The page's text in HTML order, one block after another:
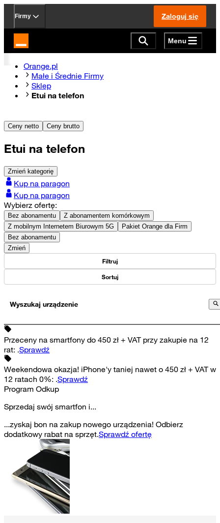
Firmy Zaloguj się
Strona główna Orange.pl Menu
Orange.pl
Małe i Średnie Firmy
Sklep
Etui na telefon
Ceny netto Ceny brutto
Etui na telefon
Zmień kategorię
Kup na paragon
Kup na paragon
Wybierz ofertę:
Bez abonamentu
Z abonamentem komórkowym
Z mobilnym Internetem Biurowym 5G
Pakiet Orange dla Firm
Bez abonamentu
Zmień
Filtruj
Sortuj
Wyszukaj urządzenie
Przeceny na smartfony do 450 zł + VAT przy zakupie na 12
rat: .Sprawdź
Weekendowa okazja! iPhone'y taniej nawet o 450 zł + VAT w
12 ratach 0%: .Sprawdź
Program Odkup
Sprzedaj swój smartfon i...
...zyskaj bon na zakup nowego urządzenia! Odbierz
dodatkowy rabat na sprzęt.Sprawdź ofertę